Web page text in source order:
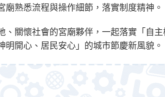
廟熟悉流程與操作細節，落實制度精神。
、關懷社會的宮廟夥伴，一起落實「自
明開心、居民安心」的城市節慶新風貌。